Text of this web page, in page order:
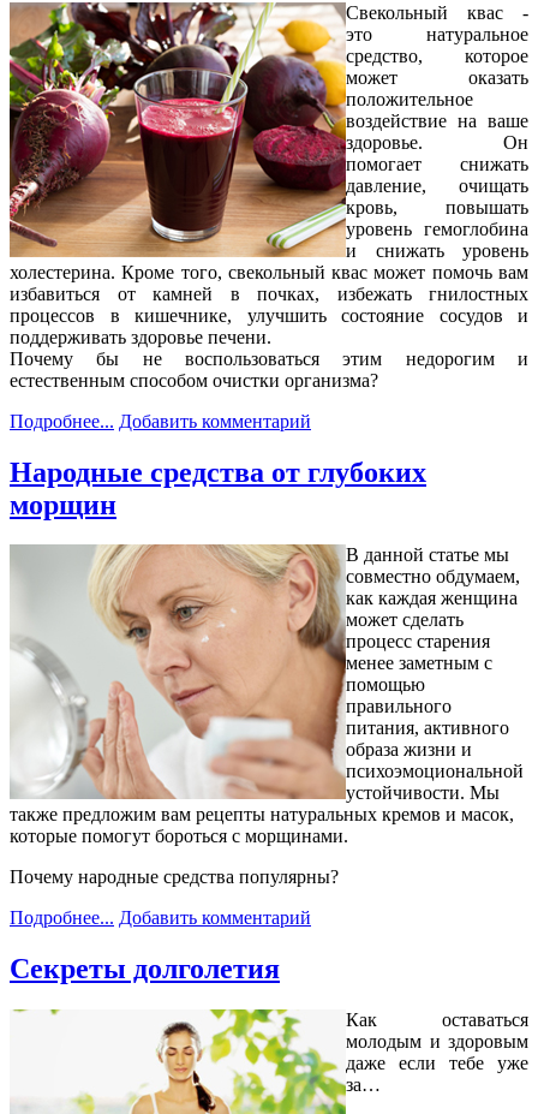
Свекольный квас -
это натуральное
средство, которое
может оказать
положительное
воздействие на ваше
здоровье. Он
помогает снижать
давление, очищать
кровь, повышать
уровень гемоглобина
и снижать уровень
холестерина. Кроме того, свекольный квас может помочь вам
избавиться от камней в почках, избежать гнилостных
процессов в кишечнике, улучшить состояние сосудов и
поддерживать здоровье печени.
Почему бы не воспользоваться этим недорогим и
естественным способом очистки организма?
Подробнее... Добавить комментарий
Народные средства от глубоких
морщин
В данной статье мы
совместно обдумаем,
как каждая женщина
может сделать
процесс старения
менее заметным с
помощью
правильного
питания, активного
образа жизни и
психоэмоциональной
устойчивости. Мы
также предложим вам рецепты натуральных кремов и масок,
которые помогут бороться с морщинами.
Почему народные средства популярны?
Подробнее... Добавить комментарий
Секреты долголетия
Как оставаться
молодым и здоровым
даже если тебе уже
за…